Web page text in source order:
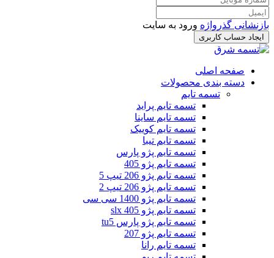
بازنشانی گذرواژه ورود به سایت
ایجاد حساب کاربری
صفحه اصلی
دسته بندی محصولات
تسمه تایم
تسمه تایم پراید
تسمه تایم ساینا
تسمه تایم کوییک
تسمه تایم تیبا
تسمه تایم پژو پارس
تسمه تایم پژو 405
تسمه تایم پژو 206 تیپ 5
تسمه تایم پژو 206 تیپ 2
تسمه تایم پژو 1400 سی سی
تسمه تایم پژو slx 405
تسمه تایم پژو پارس tu5
تسمه تایم پژو 207
تسمه تایم رانا